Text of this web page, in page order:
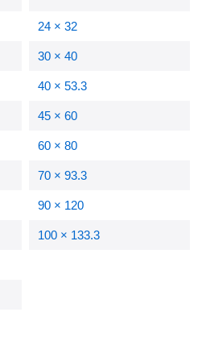
24 × 32
30 × 40
40 × 53.3
45 × 60
60 × 80
70 × 93.3
90 × 120
100 × 133.3